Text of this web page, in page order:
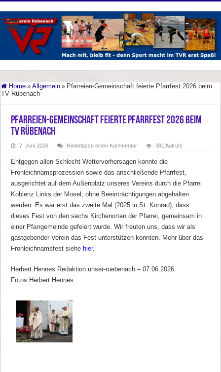
Home » Allgemein » Pfarreien-Gemeinschaft feierte Pfarrfest 2026 beim
TV Rübenach
Pfarreien-Gemeinschaft feierte Pfarrfest 2026 beim
TV Rübenach
7. Juni 2026 Hinterlasse einen Kommentar 381 Aufrufe
Entgegen allen Schlecht-Wettervorhersagen konnte die
Fronleichnamsprozession sowie das anschließende Pfarrfest,
ausgerichtet auf dem Außenplatz unseres Vereins durch die Pfarrei
Koblenz Links der Mosel, ohne Beeinträchtigungen abgehalten
werden. Es war erst das zweite Mal (2025 in St. Konrad), dass
dieses Fest von den sechs Kirchenorten der Pfarrei, gemeinsam in
einer Pfarrgemeinde gefeiert wurde. Wir freuten uns, dass wir als
gastgebender Verein das Fest unterstützen konnten. Mehr über das
Fronleichnamsfest siehehier.
Herbert Hennes Redaktion unser-ruebenach – 07.06.2026
Fotos Herbert Hennes